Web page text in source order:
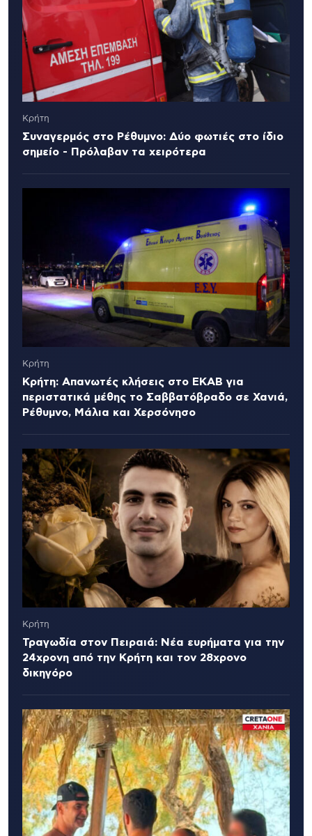
Κρήτη
Συναγερμός στο Ρέθυμνο: Δύο φωτιές στο ίδιο
σημείο - Πρόλαβαν τα χειρότερα
Κρήτη
Κρήτη: Απανωτές κλήσεις στο ΕΚΑΒ για
περιστατικά μέθης το Σαββατόβραδο σε Χανιά,
Ρέθυμνο, Μάλια και Χερσόνησο
Κρήτη
Τραγωδία στον Πειραιά: Νέα ευρήματα για την
24χρονη από την Κρήτη και τον 28χρονο
δικηγόρο